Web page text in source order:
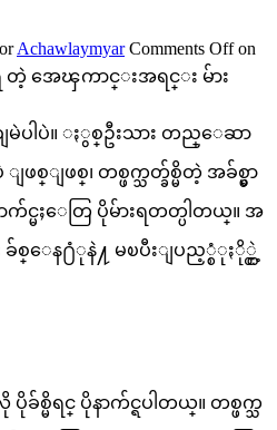
Achawlaymyar Comments Offon
တဲ့ အေၾကာင္းအရင္း မ်ား
စျမဲပါပဲ။ ႏွစ္ဦးသား တည္ေဆာ
ဖစ္ျဖစ္၊ တစ္ဖက္သတ္ခ်စ္မိတဲ့ အခ်စ္မွာ
င္မႈေတြ ပိုမ်ားရတတ္ပါတယ္။ အ
စ္ေန႐ံုနဲ႔ မၿပီးျပည့္စံုႏို္င္တဲ့
မိရင္ ပိုနာက်င္ရပါတယ္။ တစ္ဖက္သ